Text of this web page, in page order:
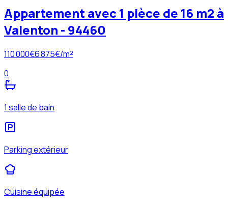
Appartement avec 1 pièce de 16 m2 à
Valenton - 94460
110 000€6 875€/m²
0
1 salle de bain
Parking extérieur
Cuisine équipée